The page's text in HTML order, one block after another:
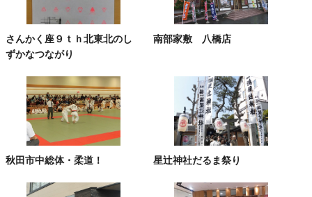
さんかく座９ｔｈ北東北のし
ずかなつながり
南部家敷 八橋店
秋田市中総体・柔道！ 星辻神社だるま祭り